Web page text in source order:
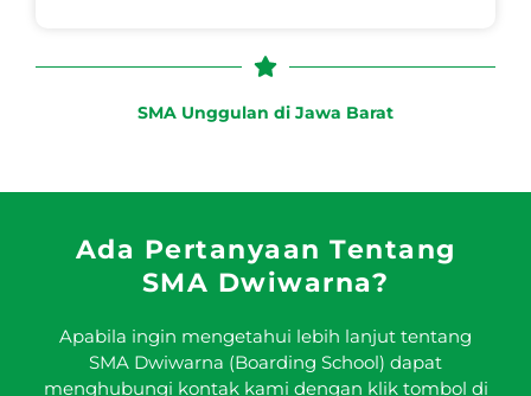
SMA Unggulan di Jawa Barat
Ada Pertanyaan Tentang
SMA Dwiwarna?
Apabila ingin mengetahui lebih lanjut tentang
SMA Dwiwarna (Boarding School) dapat
menghubungi kontak kami dengan klik tombol di